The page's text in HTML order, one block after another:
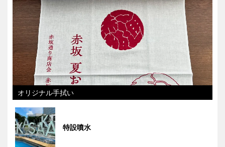
オリジナル手拭い
特設噴水